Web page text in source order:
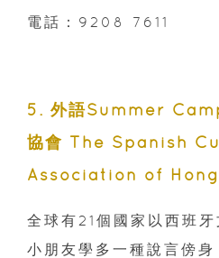
電話：9208 7611
5. 外語Summer
協會 The Spanish
Association of
全球有21個國家以西班
小朋友學多一種說言傍